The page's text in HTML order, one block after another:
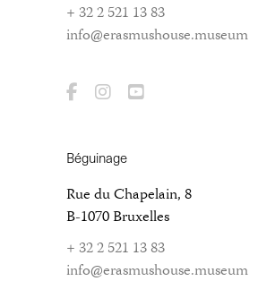
+ 32 2 521 13 83
info@erasmushouse.museum
Béguinage
Rue du Chapelain, 8
B-1070 Bruxelles
+ 32 2 521 13 83
info@erasmushouse.museum